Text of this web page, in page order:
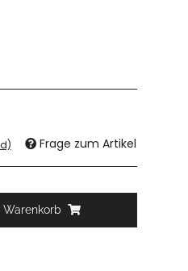
Frage zum Artikel
Warenkorb